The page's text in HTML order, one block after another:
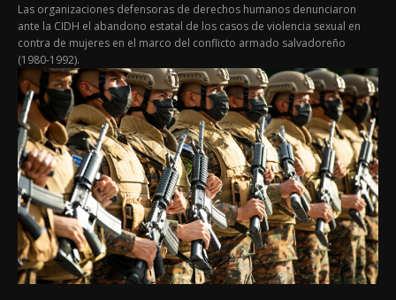
Las organizaciones defensoras de derechos humanos denunciaron
ante la CIDH el abandono estatal de los casos de violencia sexual en
contra de mujeres en el marco del conflicto armado salvadoreño
(1980-1992).